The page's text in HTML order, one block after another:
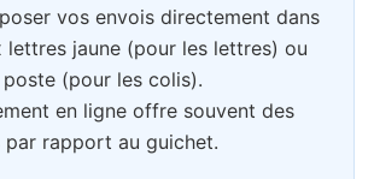
vos envois directement dans
lettres jaune (pour les lettres) ou
(pour les colis).
en ligne offre souvent des
par rapport au guichet.